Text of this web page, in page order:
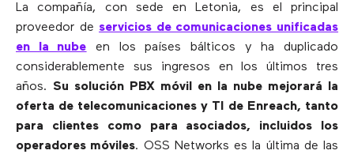
La compañía, con sede en Letonia, es el principal
proveedor de servicios de comunicaciones unificadas
en la nube en los países bálticos y ha duplicado
considerablemente sus ingresos en los últimos tres
años. Su solución PBX móvil en la nube mejorará la
oferta de telecomunicaciones y TI de Enreach, tanto
para clientes como para asociados, incluidos los
operadores móviles. OSS Networks es la última de las